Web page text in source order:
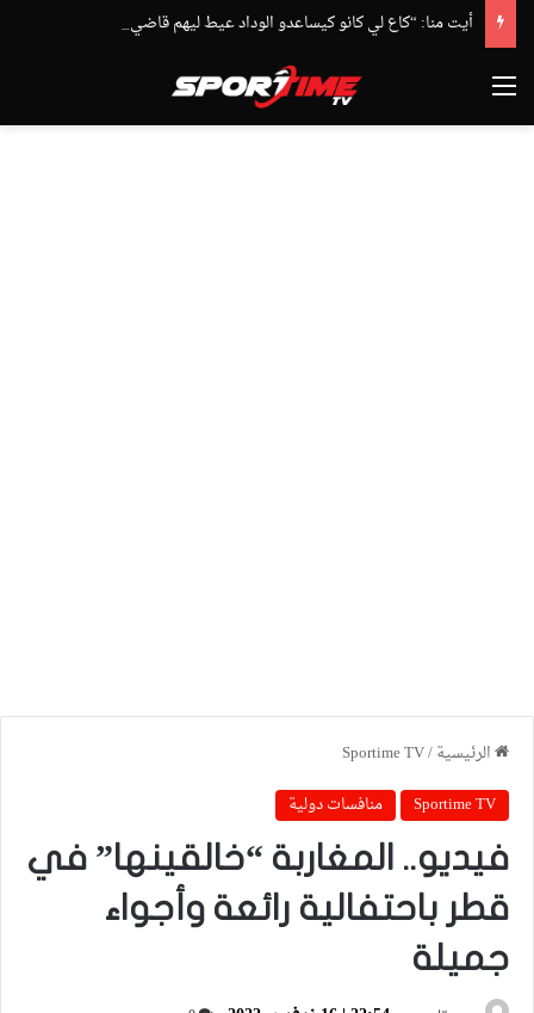
القائمة
الرئيسية/
Sportime TV
Sportime TV
منافسات دولية
فيديو.. المغاربة “خالقينها” في
قطر باحتفالية رائعة وأجواء
جميلة